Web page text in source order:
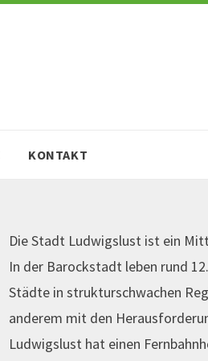
KONTAKT
Die Stadt Ludwigslust ist ein
In der Barockstadt leben rund
Städte in strukturschwachen
anderem mit den
Ludwigslust hat einen